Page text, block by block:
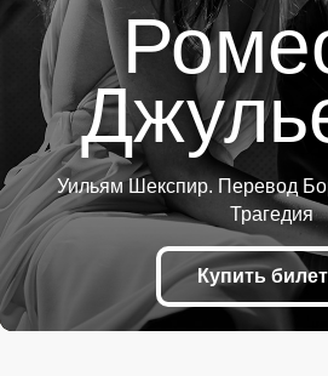
Уильям Шекспир. Перевод
Трагедия
Купить